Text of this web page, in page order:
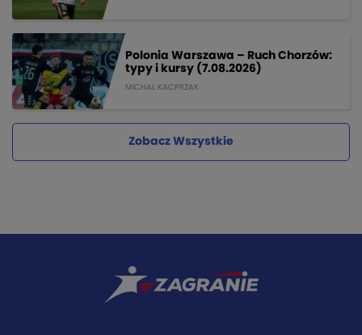
Polonia Warszawa – Ruch Chorzów:
typy i kursy (7.08.2026)
MICHAL KACPRZAK
Zobacz Wszystkie